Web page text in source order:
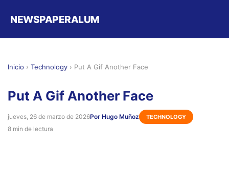
NEWSPAPERALUM
Inicio › Technology › Put A Gif Another Face
Put A Gif Another Face
jueves, 26 de marzo de 2026Por Hugo Muñoz TECHNOLOGY
8 min de lectura